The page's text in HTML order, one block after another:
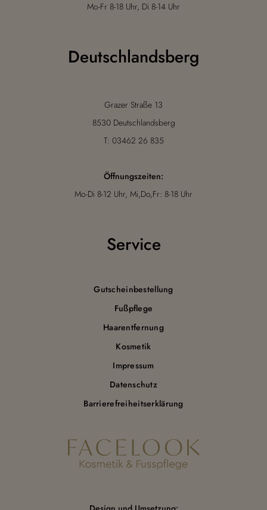
Service
Gutscheinbestellung
Fußpflege
Haarentfernung
Kosmetik
Impressum
Datenschutz
Barrierefreiheitserklärung
Mo-Fr 8-18 Uhr, Di 8-14 Uhr
Deutschlandsberg
Grazer Straße 13
8530 Deutschlandsberg
T: 03462 26 835
Öffnungszeiten:
Mo-Di 8-12 Uhr, Mi,Do,Fr: 8-18 Uhr